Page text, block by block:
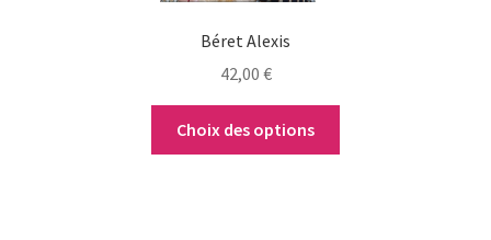
Béret Alexis
42,00 €
Choix des options
produit